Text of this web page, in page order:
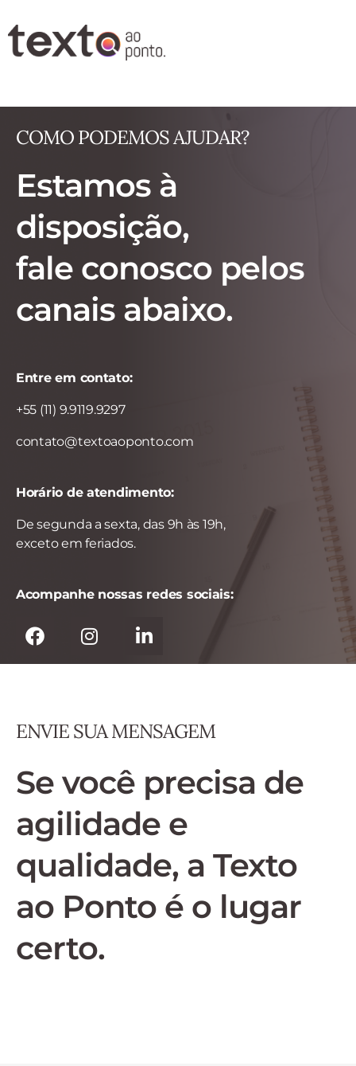
COMO PODEMOS AJUDAR?
Estamos à
disposição,
fale conosco pelos
canais abaixo.
Entre em contato:
+55 (11) 9.9119.9297
contato@textoaoponto.com
Horário de atendimento:
De segunda a sexta, das 9h às 19h,
exceto em feriados.
Acompanhe nossas redes sociais:
ENVIE SUA MENSAGEM
Se você precisa de
agilidade e
qualidade, a Texto
ao Ponto é o lugar
certo.